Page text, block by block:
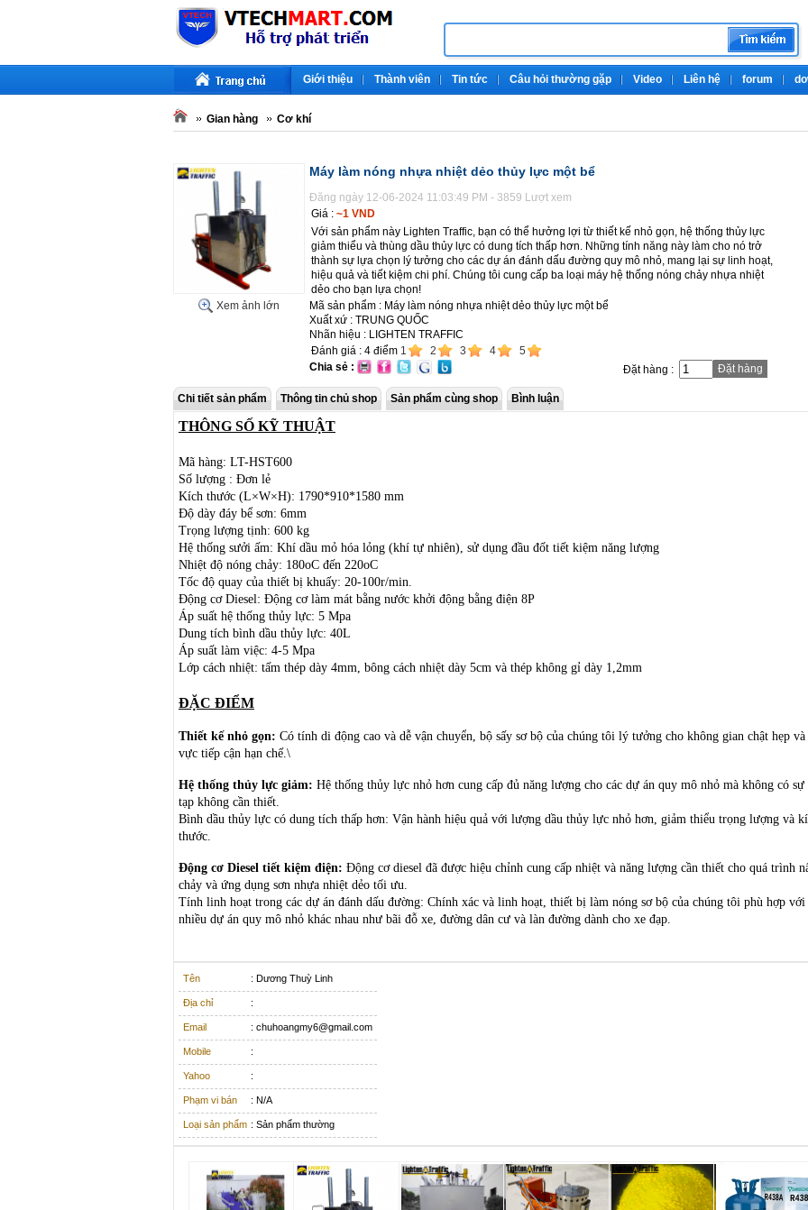
Giới thiệu Thành viên Tin tức Câu hỏi thường gặp Video Liên hệ forum
Gian hàng Cơ khí
Xem ảnh lớn
Máy làm nóng nhựa nhiệt dẻo thủy lực một bể
Đăng ngày 12-06-2024 11:03:49 PM - 3859 Lượt xem
Giá : ~1 VND
Với sản phẩm này Lighten Traffic, bạn có thể hưởng lợi từ thiết kế nhỏ gọn, hệ thống thủy lực
giảm thiểu và thùng dầu thủy lực có dung tích thấp hơn. Những tính năng này làm cho nó trở
thành sự lựa chọn lý tưởng cho các dự án đánh dấu đường quy mô nhỏ, mang lại sự linh hoạt,
hiệu quả và tiết kiệm chi phí. Chúng tôi cung cấp ba loại máy hệ thống nóng chảy nhựa nhiệt
dẻo cho bạn lựa chọn!
Mã sản phẩm : Máy làm nóng nhựa nhiệt dẻo thủy lực một bể
Xuất xứ : TRUNG QUỐC
Nhãn hiệu : LIGHTEN TRAFFIC
Đánh giá : 4 điểm 1 2 3 4
5
Chia sẻ :
Đặt hàng : Đặt hàng
Chi tiết sản phẩm Thông tin chủ shop Sản phẩm cùng shop Bình luận
THÔNG SỐ KỸ THUẬT
Mã hàng: LT-HST600
Số lượng : Đơn lẻ
Kích thước (L×W×H): 1790*910*1580 mm
Độ dày đáy bể sơn: 6mm
Trọng lượng tịnh: 600 kg
Hệ thống sưởi ấm: Khí dầu mỏ hóa lỏng (khí tự nhiên), sử dụng đầu đốt tiết kiệm năng lượng
Nhiệt độ nóng chảy: 180oC đến 220oC
Tốc độ quay của thiết bị khuấy: 20-100r/min.
Động cơ Diesel: Động cơ làm mát bằng nước khởi động bằng điện 8P
Áp suất hệ thống thủy lực: 5 Mpa
Dung tích bình dầu thủy lực: 40L
Áp suất làm việc: 4-5 Mpa
Lớp cách nhiệt: tấm thép dày 4mm, bông cách nhiệt dày 5cm và thép không gỉ dày 1,2mm
ĐẶC ĐIỂM
Thiết kế nhỏ gọn: Có tính di động cao và dễ vận chuyển, bộ sấy sơ bộ của chúng tôi lý tưởng cho không gian chật hẹp
vực tiếp cận hạn chế.\
Hệ thống thủy lực giảm: Hệ thống thủy lực nhỏ hơn cung cấp đủ năng lượng cho các dự án quy mô nhỏ mà không có sự
tạp không cần thiết.
Bình dầu thủy lực có dung tích thấp hơn: Vận hành hiệu quả với lượng dầu thủy lực nhỏ hơn, giảm thiểu trọng lượng và
thước.
Động cơ Diesel tiết kiệm điện: Động cơ diesel đã được hiệu chỉnh cung cấp nhiệt và năng lượng cần thiết cho quá trình
chảy và ứng dụng sơn nhựa nhiệt dẻo tối ưu.
Tính linh hoạt trong các dự án đánh dấu đường: Chính xác và linh hoạt, thiết bị làm nóng sơ bộ của chúng tôi phù hợp với
nhiều dự án quy mô nhỏ khác nhau như bãi đỗ xe, đường dân cư và làn đường dành cho xe đạp.
Tên : Dương Thuỳ Linh
Địa chỉ :
Email : chuhoangmy6@gmail.com
Mobile :
Yahoo :
Phạm vi bán : N/A
Loại sản phẩm : Sản phẩm thường